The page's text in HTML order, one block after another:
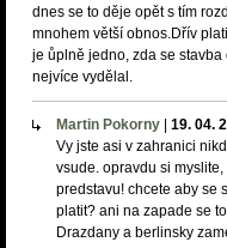
dnes se to děje opět s tím
mnohem větší obnos.Dřív
je ůplně jedno, zda se
nejvíce vydělal.
Martin Pokorny 19. 04.
Vy jste asi v zahranici
vsude. opravdu si
predstavu! chcete aby se
platit? ani na zapade se
Drazdany a berlinsky